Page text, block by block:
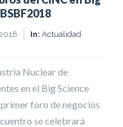
In: Actualidad
Nuclear de
en el Big Science
foro de negocios
se celebrará